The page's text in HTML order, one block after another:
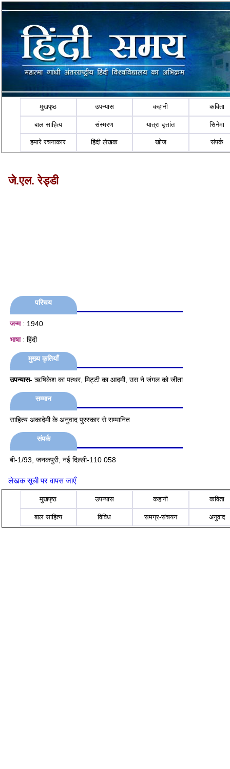
मुखपृष्ठ उपन्यास कहानी कविता
बाल साहित्य संस्मरण यात्रा वृत्तांत सिनेमा
हमारे रचनाकार हिंदी लेखक खोज संपर्क
जे.एल. रेड्डी
परिचय
जन्म: 1940
भाषा: हिंदी
मुख्य कृतियाँ
उपन्यास- ऋषिकेश का पत्थर, मिट्टी का आदमी, उस ने जंगल को जीता
सम्मान
साहित्‍य अकादेमी के अनुवाद पुरस्‍कार से सम्‍मानित
संपर्क
बी-1/93, जनकपुरी, नई दिल्‍ली-110 058
लेखक सूची पर वापस जाएँ
मुखपृष्ठ उपन्यास कहानी कविता
बाल साहित्य विविध समग्र-संचयन अनुवाद